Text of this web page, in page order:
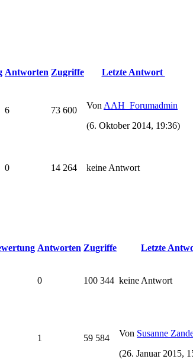
Antworten Zugriffe Letzte Antwort
6 73 600 Von AAH_Forumadmin
(6. Oktober 2014, 19:36)
0 14 264 keine Antwort
Antworten Zugriffe Letzte
0 100 344 keine Antwort
1 59 584 Von Susanne
(26. Januar 2015,